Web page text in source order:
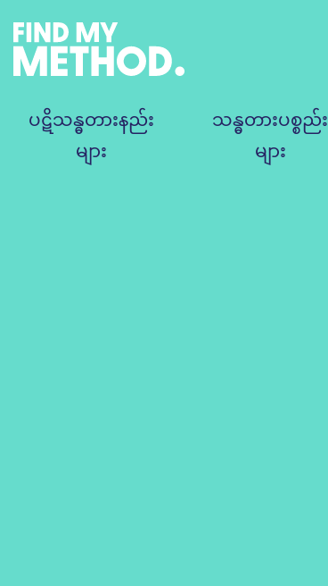
ပဋိသန္ဓတားနည်း
များ
သန္ဓတားပစ္စည်း
များ